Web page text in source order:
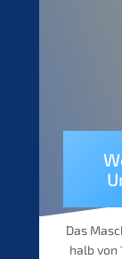
Das
halb von